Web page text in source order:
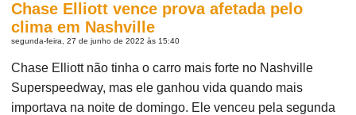
Chase Elliott vence prova afetada pelo
clima em Nashville
segunda-feira, 27 de junho de 2022 às 15:40
Chase Elliott não tinha o carro mais forte no Nashville
Superspeedway, mas ele ganhou vida quando mais
importava na noite de domingo. Ele venceu pela segunda